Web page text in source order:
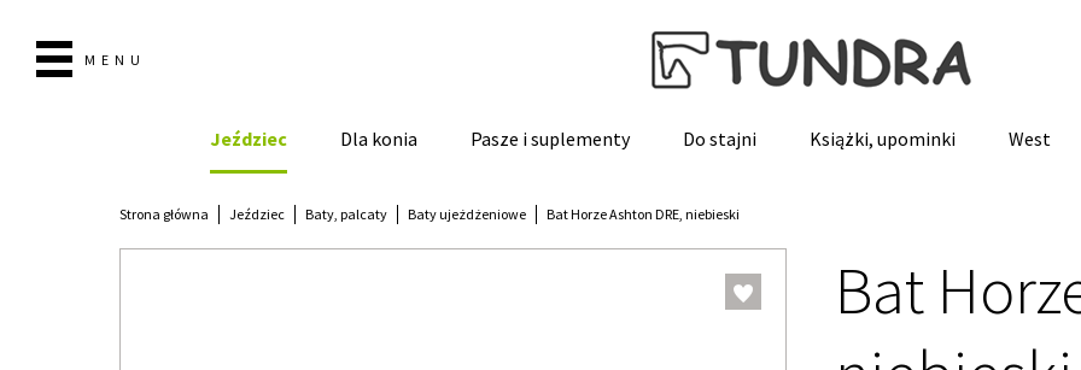
MENU
Jeździec Dla konia Pasze i suplementy Do stajni Książki, upominki West
Strona główna Jeździec Baty, palcaty Baty ujeżdżeniowe Bat Horze Ashton DRE, niebieski
Bat